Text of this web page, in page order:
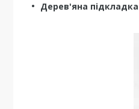
Дерев'яна підкладка